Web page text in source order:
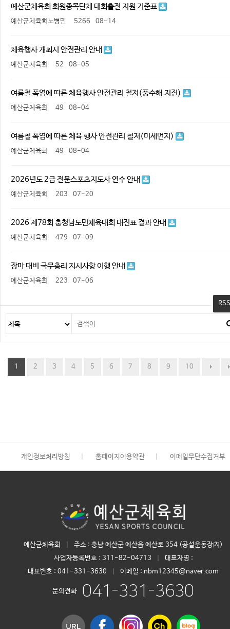
예산군체육회 회원종목단체 대회출전 지원 기준표
예산군체육회노병민 5266 08-14
체육행사 개최시 안전관리 안내
예산군체육회 52 08-05
여름철 폭염에 따른 체육행사 안전관리 철저(풍수해.지진)
예산군체육회 49 08-04
여름철 폭염에 따른 체육 행사 안전관리 철저(미세먼지)
예산군체육회 49 08-04
2026년도 2급 전문스포츠지도사 연수 안내
예산군체육회 203 07-20
2026 제78회 충청남도민체육대회 대진표 결과 안내
예산군체육회 479 07-09
장마 대비 국무총리 지시사항 이행 안내
예산군체육회 223 07-06
RSS
1 2 3 4 5 6 7 8 9 10
개인정보처리방침 홈페이지이용약관 이메일무단수집거부
예산군체육회
주소 : 충남 예산군 예산읍 예산로 354 (공설운동장內)
사업자등록번호 : 311-82-04713
대표자명 :
대표번호 : 041-331-3630 이메일 : nbm12345@naver.com
문의전화 041-331-3630